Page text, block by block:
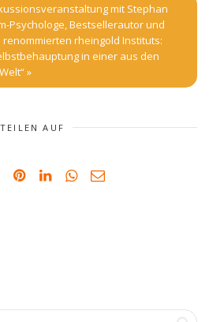
mit Stephan
Psychologe, Bestsellerautor und
rheingold Instituts:
in einer aus den
»
TEILEN AUF